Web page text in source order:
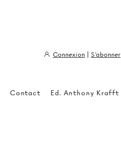
Contact Ed. Anthony Krafft
Connexion S'abonner